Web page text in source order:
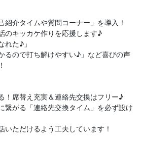
紹介タイムや質問コーナー」を導入！
のキッカケ作りを応援します♪
れた♪」
るので打ち解けやすい♪」など喜びの声
！席替え充実＆連絡先交換はフリー♪
繋がる「連絡先交換タイム」を必ず設け
いただけるよう工夫しています！